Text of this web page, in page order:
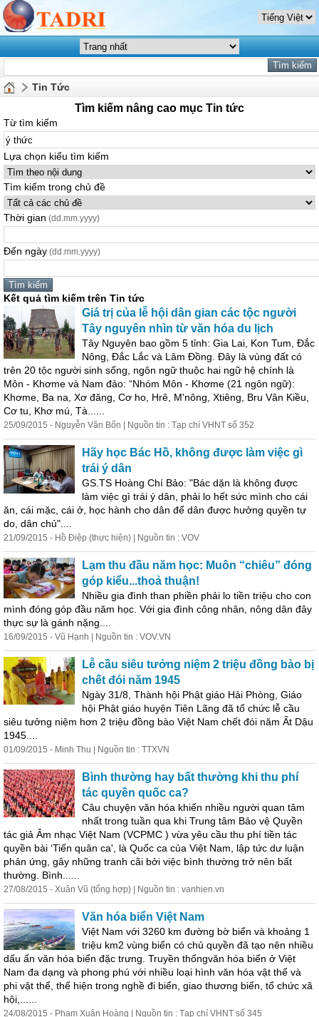
Tin Tức
Tìm kiếm nâng cao mục Tin tức
Từ tìm kiếm
Lựa chọn kiểu tìm kiếm
Tìm kiếm trong chủ đề
Thời gian (dd.mm.yyyy)
Đến ngày (dd.mm.yyyy)
Kết quả tìm kiếm trên Tin tức
Giá trị của lễ hội dân gian các tộc người
Tây nguyên nhìn từ văn hóa du lịch
Tây Nguyên bao gồm 5 tỉnh: Gia Lai, Kon Tum, Đắc
Nông, Đắc Lắc và Lâm Đồng. Đây là vùng đất có
trên 20 tộc người sinh sống, ngôn ngữ thuộc hai ngữ hệ chính là
Môn - Khơme và Nam đảo: “Nhóm Môn - Khơme (21 ngôn ngữ):
Khơme, Ba na, Xơ đăng, Cơ ho, Hrê, M'nông, Xtiêng, Bru Vân Kiều,
Cơ tu, Khơ mú, Tà......
25/09/2015 - Nguyễn Văn Bốn | Nguồn tin : Tạp chí VHNT số 352
Hãy học Bác Hồ, không được làm việc gì
trái ý dân
GS.TS Hoàng Chí Bảo: "Bác dặn là không được
làm việc gì trái ý dân, phải lo hết sức mình cho cái
ăn, cái mặc, cái ở, học hành cho dân để dân được hưởng quyền tự
do, dân chủ"....
21/09/2015 - Hồ Điệp (thực hiện) | Nguồn tin : VOV
Lạm thu đầu năm học: Muôn “chiêu” đóng
góp kiểu...thoả thuận!
Nhiều gia đình than phiền phải lo tiền triệu cho con
mình đóng góp đầu năm học. Với gia đình công nhân, nông dân đây
thực sự là gánh nặng....
16/09/2015 - Vũ Hạnh | Nguồn tin : VOV.VN
Lễ cầu siêu tưởng niệm 2 triệu đồng bào bị
chết đói năm 1945
Ngày 31/8, Thành hội Phật giáo Hải Phòng, Giáo
hội Phật giáo huyện Tiên Lãng đã tổ chức lễ cầu
siêu tưởng niệm hơn 2 triệu đồng bào Việt Nam chết đói năm Ất Dậu
1945....
01/09/2015 - Minh Thu | Nguồn tin : TTXVN
Bình thường hay bất thường khi thu phí
tác quyền quốc ca?
Câu chuyện văn hóa khiến nhiều người quan tâm
nhất trong tuần qua khi Trung tâm Bảo vệ Quyền
tác giả Âm nhạc Việt Nam (VCPMC ) vừa yêu cầu thu phí tiền tác
quyền bài ‘Tiến quân ca', là Quốc ca của Việt Nam, lập tức dư luận
phản ứng, gây những tranh cãi bởi việc bình thường trở nên bất
thường. Bình......
27/08/2015 - Xuân Vũ (tổng hợp) | Nguồn tin : vanhien.vn
Văn hóa biển Việt Nam
Việt Nam với 3260 km đường bờ biển và khoảng 1
triệu km2 vùng biển có chủ quyền đã tạo nên nhiều
dấu ấn văn hóa biển đặc trưng. Truyền thốngvăn hóa biển ở Việt
Nam đa dạng và phong phú với nhiều loại hình văn hóa vật thể và
phi vật thể, thể hiện trong nghề đi biển, giao thương biển, tổ chức xã
hội,......
24/08/2015 - Phạm Xuân Hoàng | Nguồn tin : Tạp chí VHNT số 345